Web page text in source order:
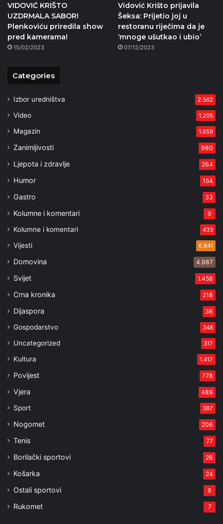
VIDOVIĆ KRIŠTO
UZDRMALA SABOR!
Plenkoviću priredila show
pred kamerama!
15/02/2023
Vidović Krišto prijavila
Šeksa: Prijetio joj u
restoranu riječima da je
‘mnoge ušutkao i ubio’
07/12/2023
Categories
Izbor uredništva 2.562
Video 1.205
Magazin 1.859
Zanimljivosti 980
Ljepota i zdravlje 264
Humor 154
Gastro 33
Kolumne i komentari 9
Kolumne i komentari 433
Vijesti 6.841
Domovina 4.987
Svijet 1.458
Crna kronika 218
Dijaspora 36
Gospodarstvo 348
Uncategorized 317
Kultura 1.417
Povijest 778
Vjera 489
Sport 387
Nogomet 206
Tenis 77
Borilački sportovi 26
Košarka 24
Ostali sportovi 9
Rukomet 7